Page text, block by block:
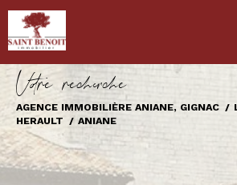
Vore recece
AGENCE IMMOBILIÈRE ANIANE, GIGNAC
HERAULT
ANIANE
Effectuer une
et trouver le bien qui
critères